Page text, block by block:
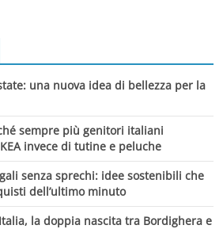
una nuova idea di bellezza per la
sempre più genitori italiani
invece di tutine e peluche
senza sprechi: idee sostenibili che
dell’ultimo minuto
la doppia nascita tra Bordighera e